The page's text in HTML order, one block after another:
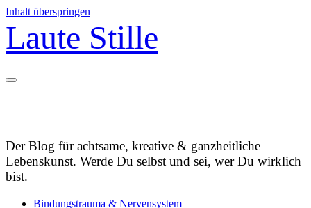
Inhalt überspringen
Laute Stille
Der Blog für achtsame, kreative & ganzheitliche
Lebenskunst. Werde Du selbst und sei, wer Du wirklich
bist.
Bindungstrauma & Nervensystem